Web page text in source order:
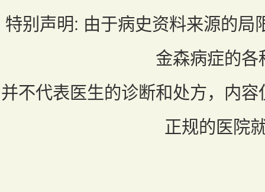
特别声明: 由于病史资料来源的局
金森病症的各
并不代表医生的诊断和处方，内
正规的医院